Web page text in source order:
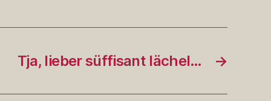
→
Tja, lieber süffisant lächel…